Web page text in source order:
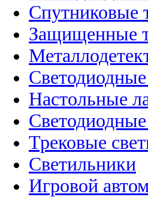
Спутниковые
Защищенные
Настольные
Трековые
Светильники
Игровой